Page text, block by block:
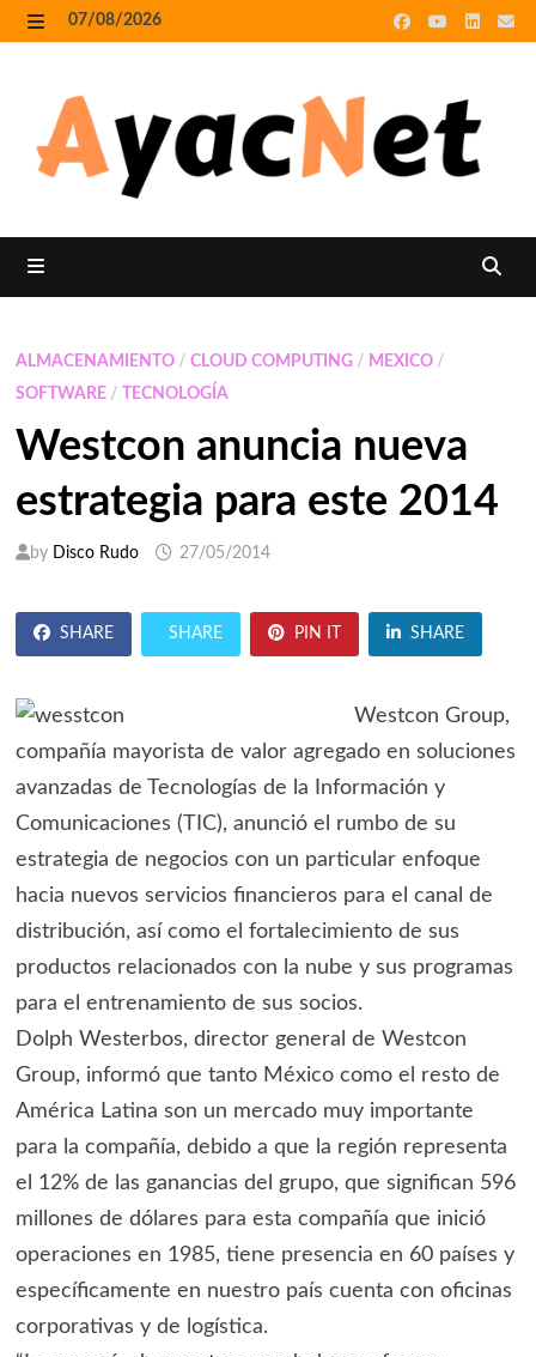
Skip
to
07/08/2026
ALMACENAMIENTO/ CLOUD COMPUTING/ MEXICO/
SOFTWARE/ TECNOLOGÍA
Westcon anuncia nueva
estrategia para este 2014
by Disco Rudo 27/05/2014
SHARE SHARE PIN IT SHARE
Westcon Group,
compañía mayorista de valor agregado en soluciones
avanzadas de Tecnologías de la Información y
Comunicaciones (TIC), anunció el rumbo de su
estrategia de negocios con un particular enfoque
hacia nuevos servicios financieros para el canal de
distribución, así como el fortalecimiento de sus
productos relacionados con la nube y sus programas
para el entrenamiento de sus socios.
Dolph Westerbos, director general de Westcon
Group, informó que tanto México como el resto de
América Latina son un mercado muy importante
para la compañía, debido a que la región representa
el 12% de las ganancias del grupo, que significan 596
millones de dólares para esta compañía que inició
operaciones en 1985, tiene presencia en 60 países y
específicamente en nuestro país cuenta con oficinas
corporativas y de logística.